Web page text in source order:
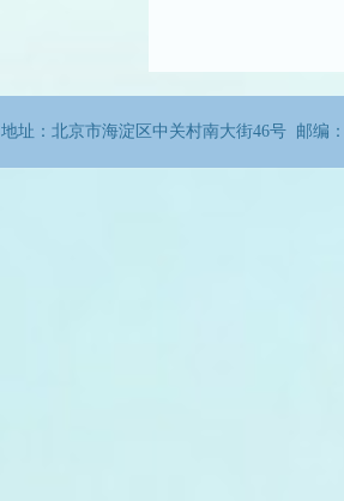
地址：北京市海淀区中关村南大街46号 邮编